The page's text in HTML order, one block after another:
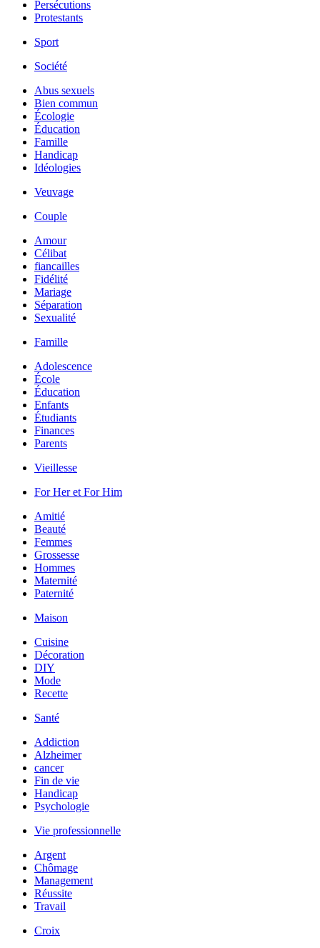
Persécutions
Protestants
Sport
Société
Abus sexuels
Bien commun
Écologie
Éducation
Famille
Handicap
Idéologies
Veuvage
Couple
Amour
Célibat
fiancailles
Fidélité
Mariage
Séparation
Sexualité
Famille
Adolescence
École
Éducation
Enfants
Étudiants
Finances
Parents
Vieillesse
For Her et For Him
Amitié
Beauté
Femmes
Grossesse
Hommes
Maternité
Paternité
Maison
Cuisine
Décoration
DIY
Mode
Recette
Santé
Addiction
Alzheimer
cancer
Fin de vie
Handicap
Psychologie
Vie professionnelle
Argent
Chômage
Management
Réussite
Travail
Croix